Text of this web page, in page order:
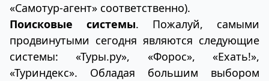
«Самотур-агент» соответственно).
Поисковые системы. Пожалуй, самыми
продвинутыми сегодня являются следующие
системы: «Туры.ру», «Форос», «Ехать!»,
«Туриндекс». Обладая большим выбором